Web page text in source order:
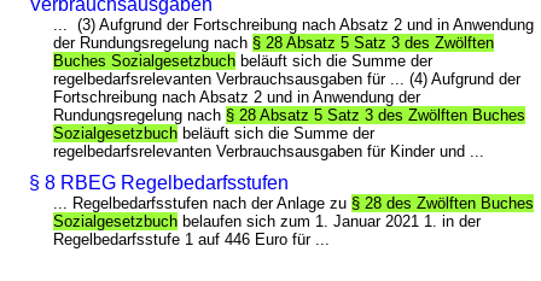
Verbrauchsausgaben
... (3) Aufgrund der Fortschreibung nach Absatz 2 und in Anwendung
der Rundungsregelung nach § 28 Absatz 5 Satz 3 des Zwölften
Buches Sozialgesetzbuch beläuft sich die Summe der
regelbedarfsrelevanten Verbrauchsausgaben für ... (4) Aufgrund der
Fortschreibung nach Absatz 2 und in Anwendung der
Rundungsregelung nach § 28 Absatz 5 Satz 3 des Zwölften Buches
Sozialgesetzbuch beläuft sich die Summe der
regelbedarfsrelevanten Verbrauchsausgaben für Kinder und ...
§ 8 RBEG Regelbedarfsstufen
... Regelbedarfsstufen nach der Anlage zu § 28 des Zwölften Buches
Sozialgesetzbuch belaufen sich zum 1. Januar 2021 1. in der
Regelbedarfsstufe 1 auf 446 Euro für ...